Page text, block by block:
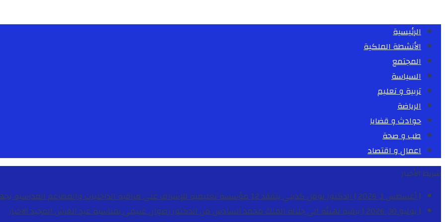
الرئيسية
الأنشطة الملكية
المجتمع
السياسة
تربية و تعليم
الرياضة
حوادث و قضايا
طب و صحة
اعمال و اقتصاد
شريط الأخبار
[ أغسطس 1, 2026 ]
الدكتور نوفل كديلي يتفقد 12 مؤسسة تعليمية للإشراف على مراقبة الداخليات والمطاعم المدرسية بجهة الدار البيضاء-سطات
[ يوليو 30, 2026 ]
برقية تهنئة الى جلالة الملك محمد السادس من الدكتور رضوان غنيمي بمناسبة عيد العرش المجيدالاخبار